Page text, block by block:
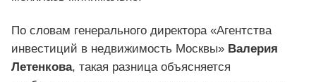
По словам генерального директора «Агентства
инвестиций в недвижимость Москвы» Валерия
Летенкова, такая разница объясняется